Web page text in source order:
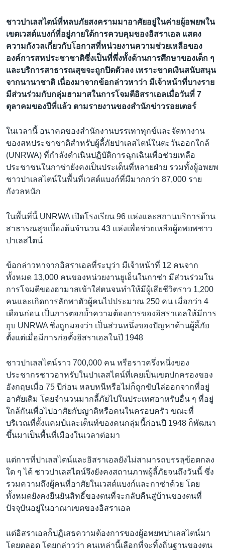
ชาวปาเลสไตน์ที่หลบภัยสงครามมาอาศัยอยู่ในค่ายผู้อพยพใน
เขตเวสต์แบงก์ที่อยู่ภายใต้การควบคุมของอิสราเอล แสดง
ความกังวลเกี่ยวกับโอกาสที่หน่วยงานความช่วยเหลือของ
องค์การสหประชาชาติซึ่งเป็นที่พึ่งทั้งด้านการศึกษาของเด็ก ๆ
และบริการสาธารณสุขจะถูกปิดตัวลง เพราะขาดเงินสนับสนุน
จากนานาชาติ เนื่องมาจากข้อกล่าวหาว่า มีเจ้าหน้าที่บางราย
มีส่วนร่วมกับกลุ่มฮามาสในการโจมตีอิสราเอลเมื่อวันที่ 7
ตุลาคมของปีที่แล้ว ตามรายงานของสำนักข่าวรอยเตอร์
ในเวลานี้ อนาคตของสำนักงานบรรเทาทุกข์และจัดหางาน
ของสหประชาชาติสำหรับผู้ลี้ภัยปาเลสไตน์ในตะวันออกใกล้
(UNRWA) ที่กำลังดำเนินปฏิบัติการฉุกเฉินเพื่อช่วยเหลือ
ประชาชนในกาซ่ายังคงเป็นประเด็นที่หลายฝ่าย รวมทั้งผู้อพยพ
ชาวปาเลสไตน์ในพื้นที่เวสต์แบงก์ที่มีมากกว่า 87,000 ราย
กังวลหนัก
ในพื้นที่นี้ UNRWA เปิดโรงเรียน 96 แห่งและสถานบริการด้าน
สาธารณสุขเบื้องต้นจำนวน 43 แห่งเพื่อช่วยเหลือผู้อพยพชาว
ปาเลสไตน์
ข้อกล่าวหาจากอิสราเอลที่ระบุว่า มีเจ้าหน้าที่ 12 คนจาก
ทั้งหมด 13,000 คนของหน่วยงานยูเอ็นในกาซ่า มีส่วนร่วมใน
การโจมตีของฮามาสเข้าใส่ตนจนทำให้มีผู้เสียชีวิตราว 1,200
คนและเกิดการลักพาตัวผู้คนไปประมาณ 250 คน เมื่อกว่า 4
เดือนก่อน เป็นการตอกย้ำความต้องการของอิสราเอลให้มีการ
ยุบ UNRWA ซึ่งถูกมองว่า เป็นส่วนหนึ่งของปัญหาด้านผู้ลี้ภัย
ตั้งแต่เมื่อมีการก่อตั้งอิสราเอลในปี 1948
ชาวปาเลสไตน์ราว 700,000 คน หรือราวครึ่งหนึ่งของ
ประชากรชาวอาหรับในปาเลสไตน์ที่เคยเป็นเขตปกครองของ
อังกฤษเมื่อ 75 ปีก่อน หลบหนีหรือไม่ก็ถูกขับไล่ออกจากที่อยู่
อาศัยเดิม โดยจำนวนมากลี้ภัยไปในประเทศอาหรับอื่น ๆ ที่อยู่
ใกล้กันเพื่อไปอาศัยกับญาติหรือคนในครอบครัว ขณะที่
บริเวณที่ตั้งแคมป์และเต็นท์ของคนกลุ่มนี้ก่อนปี 1948 ก็พัฒนา
ขึ้นมาเป็นพื้นที่เมืองในเวลาต่อมา
แต่การที่ปาเลสไตน์และอิสราเอลยังไม่สามารถบรรลุข้อตกลง
ใด ๆ ได้ ชาวปาเลสไตน์จึงยังคงสถานภาพผู้ลี้ภัยจนถึงวันนี้ ซึ่ง
รวมความถึงผู้คนที่อาศัยในเวสต์แบงก์และกาซ่าด้วย โดย
ทั้งหมดยังคงยืนยันสิทธิ์ของตนที่จะกลับคืนสู่บ้านของตนที่
ปัจจุบันอยู่ในอาณาเขตของอิสราเอล
แต่อิสราเอลก็ปฏิเสธความต้องการของผู้อพยพปาเลสไตน์มา
โดยตลอด โดยกล่าวว่า คนเหล่านี้เลือกที่จะทิ้งถิ่นฐานของตน